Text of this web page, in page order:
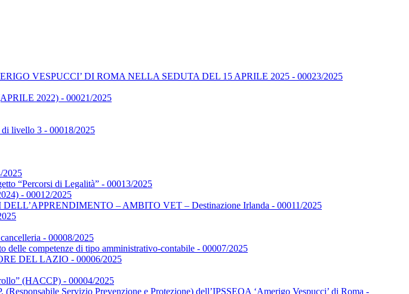
VESPUCCI’ DI ROMA NELLA SEDUTA DEL 15 APRILE 2025 - 00023/2025
2022) - 00021/2025
livello 3 - 00018/2025
2025
“Percorsi di Legalità” - 00013/2025
- 00012/2025
– AMBITO VET – Destinazione Irlanda - 00011/2025
- 00008/2025
delle competenze di tipo amministrativo-contabile - 00007/2025
DEL LAZIO - 00006/2025
(HACCP) - 00004/2025
Servizio Prevenzione e Protezione) dell’IPSSEOA ‘Amerigo Vespucci’ di Roma -